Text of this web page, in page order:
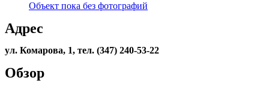
Объект пока без фотографий
Адрес
ул. Комарова, 1, тел. (347) 240-53-22
Обзор